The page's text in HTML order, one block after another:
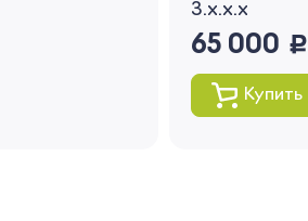
3.x.x.x
65 000 руб.
Купить